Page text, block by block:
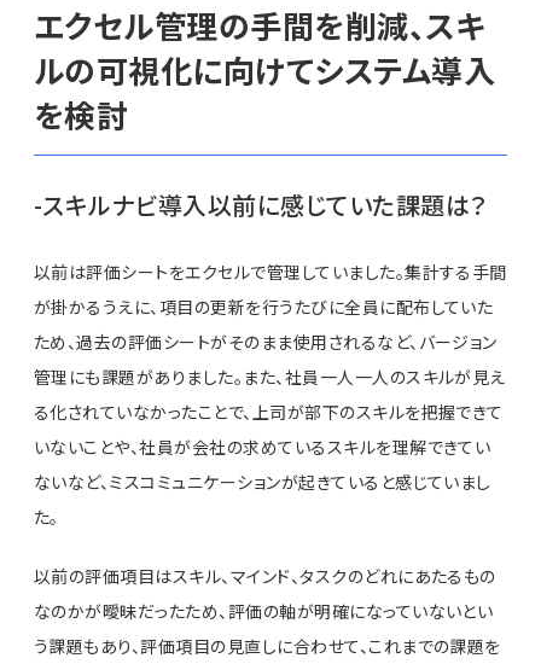
エクセル管理の手間を削減、スキ
ルの可視化に向けてシステム導入
を検討
-スキルナビ導入以前に感じていた課題は？
以前は評価シートをエクセルで管理していました。集計する手間
が掛かるうえに、項目の更新を行うたびに全員に配布していた
ため、過去の評価シートがそのまま使用されるなど、バージョン
管理にも課題がありました。また、社員一人一人のスキルが見え
る化されていなかったことで、上司が部下のスキルを把握できて
いないことや、社員が会社の求めているスキルを理解できてい
ないなど、ミスコミュニケーションが起きていると感じていまし
た。
以前の評価項目はスキル、マインド、タスクのどれにあたるもの
なのかが曖昧だったため、評価の軸が明確になっていないとい
う課題もあり、評価項目の見直しに合わせて、これまでの課題を